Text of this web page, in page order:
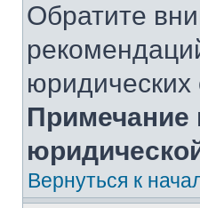
Обратите
Примечание
Вернуться к